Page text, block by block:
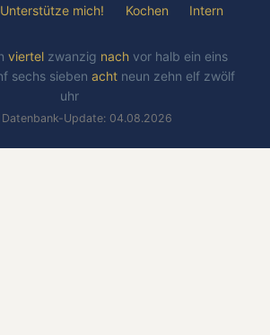
Unterstütze mich! Kochen Intern
viertel zwanzig nach vor halb ein eins
sechs sieben acht neun zehn elf zwölf
uhr
Update: 04.08.2026